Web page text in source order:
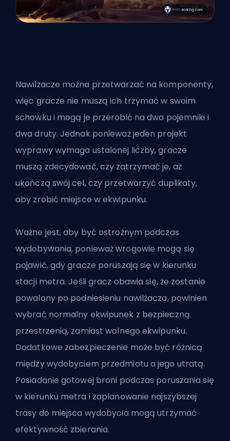
Nawilżacze można przetwarzać na komponenty,
więc gracze nie muszą ich trzymać w swoim
schowku i mogą je przerobić na dwa pojemniki i
dwa druty. Jednak ponieważ jeden projekt
wyprawy wymaga ustalonej liczby, gracze
muszą zdecydować, czy zatrzymać je, aż
ukończą swój cel, czy przetworzyć duplikaty,
aby zrobić miejsce w ekwipunku.
Ważne jest, aby być ostrożnym podczas
wydobywania, ponieważ wrogowie mogą się
pojawić, gdy gracze poruszają się w kierunku
stacji metra. Jeśli gracz obawia się, że zostanie
powalony po podniesieniu nawilżacza, powinien
wybrać normalny ekwipunek z bezpieczną
przestrzenią, zamiast wolnego ekwipunku.
Dodatkowe zabezpieczenie może być różnicą
między wydobyciem przedmiotu a jego utratą.
Posiadanie gotowej broni podczas poruszania się
w kierunku metra i zaplanowanie najszybszej
trasy do miejsca wydobycia mogą utrzymać
efektywność zbierania.